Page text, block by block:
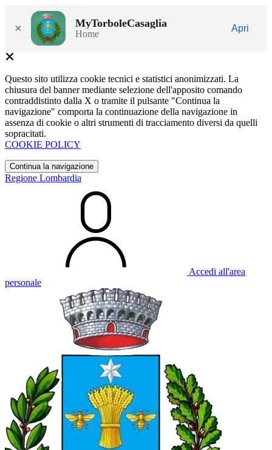
× MyTorboleCasaglia
Home
Apri
Questo sito utilizza cookie tecnici e statistici anonimizzati. La
chiusura del banner mediante selezione dell'apposito comando
contraddistinto dalla X o tramite il pulsante "Continua la
navigazione" comporta la continuazione della navigazione in
assenza di cookie o altri strumenti di tracciamento diversi da quelli
sopracitati.
COOKIE POLICY
Continua la navigazione
Regione Lombardia
Accedi all'area
personale